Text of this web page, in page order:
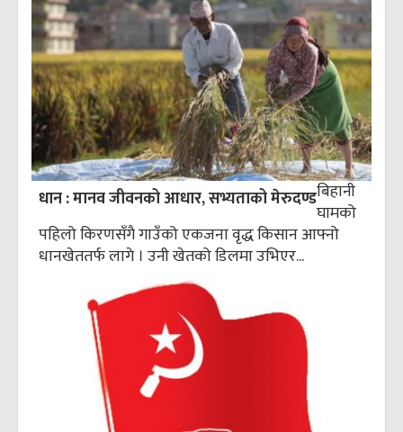
धान : मानव जीवनको आधार, सभ्यताको मेरुदण्डबिहानी
घामको
पहिलो किरणसँगै गाउँको एकजना वृद्ध किसान आफ्नो
धानखेततर्फ लागे । उनी खेतको डिलमा उभिएर...